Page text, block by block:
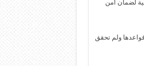
لضمان امن
ولم تحقق